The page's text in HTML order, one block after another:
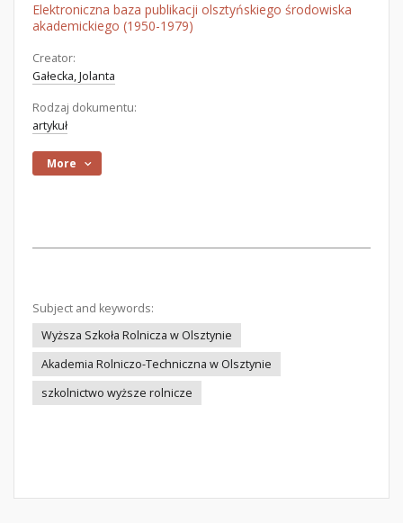
Elektroniczna baza publikacji olsztyńskiego środowiska
akademickiego (1950-1979)
Creator:
Gałecka, Jolanta
Rodzaj dokumentu:
artykuł
More
Subject and keywords:
Wyższa Szkoła Rolnicza w Olsztynie
Akademia Rolniczo-Techniczna w Olsztynie
szkolnictwo wyższe rolnicze